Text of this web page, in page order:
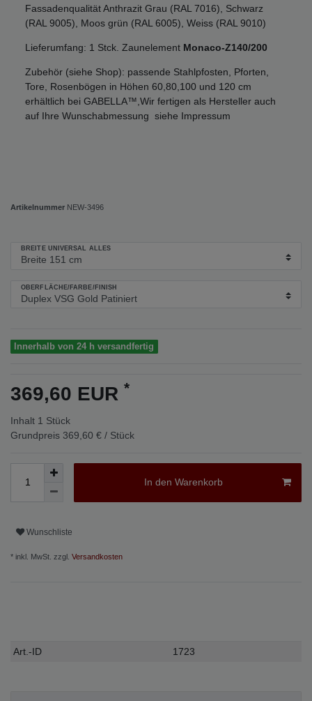
Fassadenqualität Anthrazit Grau (RAL 7016), Schwarz
(RAL 9005), Moos grün (RAL 6005), Weiss (RAL 9010)
Lieferumfang: 1 Stck. Zaunelement Monaco-Z140/200
Zubehör (siehe Shop): passende Stahlpfosten, Pforten,
Tore, Rosenbögen in Höhen 60,80,100 und 120 cm
erhältlich bei GABELLA™,Wir fertigen als Hersteller auch
auf Ihre Wunschabmessung siehe Impressum
Artikelnummer NEW-3496
BREITE UNIVERSAL ALLES
OBERFLÄCHE/FARBE/FINISH
Innerhalb von 24 h versandfertig
369,60 EUR *
Inhalt 1 Stück
Grundpreis 369,60 € / Stück
In den Warenkorb
Wunschliste
* inkl. MwSt. zzgl. Versandkosten
Technisches
Wert
Art.-ID 1723